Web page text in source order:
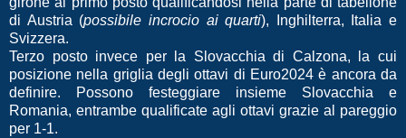
di Austria (possibile incrocio ai quarti), Inghilterra, Italia e
Svizzera.
Terzo posto invece per la Slovacchia di Calzona, la cui
posizione nella griglia degli ottavi di Euro2024 è ancora da
definire. Possono festeggiare insieme Slovacchia e
Romania, entrambe qualificate agli ottavi grazie al pareggio
per 1-1.